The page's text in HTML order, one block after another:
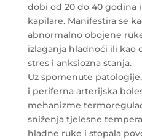
dobi od 20 do 40 godina
kapilare. Manifestira se
abnormalno obojene
izlaganja hladnoći ili kao
stres i anksiozna stanja.
Uz spomenute
i periferna arterijska
mehanizme
sniženja tjelesne
hladne ruke i stopala